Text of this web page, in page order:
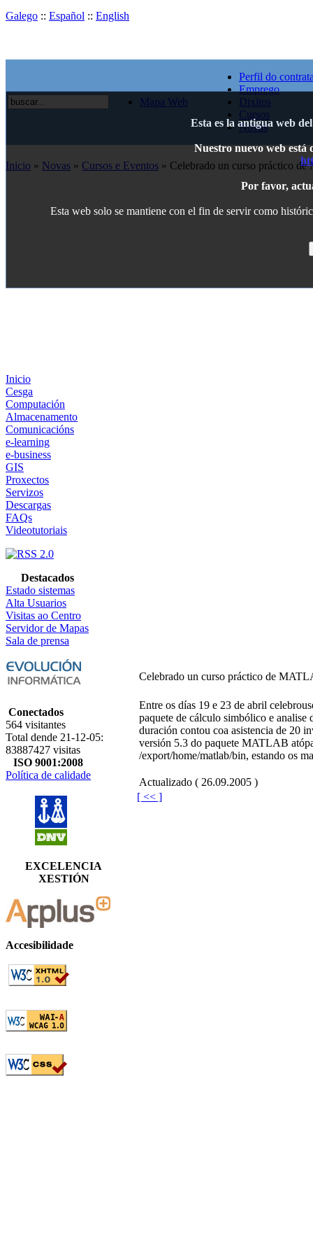
Esta es la antigua web
Nuestro nuevo web está
Por favor,
Esta web solo se mantiene con el fin de servir como
Galego :: Español :: English
Mapa Web
Perfil do
Emprego
Dixitos
Cursos
Novas
Inicio » Novas » Cursos e Eventos » Celebrado un curso práctico
Inicio
Cesga
Computación
Almacenamento
Comunicacións
e-learning
e-business
GIS
Proxectos
Servizos
Descargas
FAQs
Videotutoriais
Destacados
Estado sistemas
Alta Usuarios
Visitas ao Centro
Servidor de Mapas
Sala de prensa
Conectados
564 visitantes
Total dende 21-12-05:
83887427 visitas
ISO 9001:2008
Política de calidade
EXCELENCIA
XESTIÓN
Accesibilidade
Celebrado un curso práctico de
Entre os días 19 e 23 de abril
paquete de cálculo simbólico e
duración contou coa asistencia de 20
versión 5.3 do paquete MATLAB
/export/home/matlab/bin, estando os
Actualizado ( 26.09.2005 )
[ << ]